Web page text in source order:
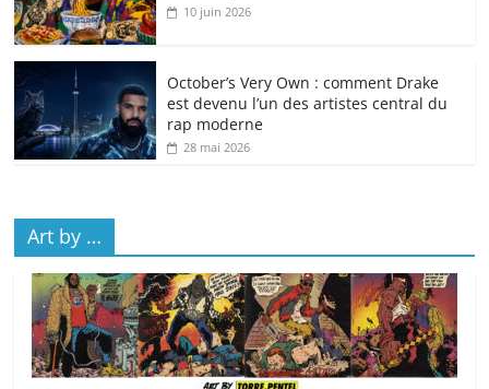
10 juin 2026
October’s Very Own : comment Drake
est devenu l’un des artistes central du
rap moderne
28 mai 2026
Art by …